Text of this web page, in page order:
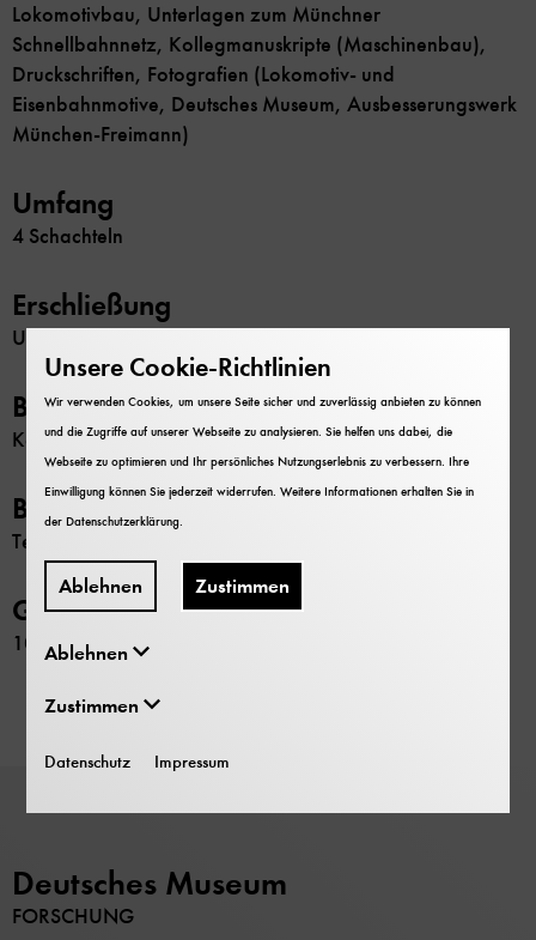
Lokomotivbau, Unterlagen zum Münchner
Schnellbahnnetz, Kollegmanuskripte (Maschinenbau),
Druckschriften, Fotografien (Lokomotiv- und
Eisenbahnmotive, Deutsches Museum, Ausbesserungswerk
München-Freimann)
Umfang
4 Schachteln
Erschließung
Unbearbeitet
Beschränkung
Keine
Bemerkung
Technische Zeichnungen auch in der Plansammlung
GND-Nr.
1023509016
Deutsches Museum
FORSCHUNG
Unsere Cookie-Richtlinien
Wir verwenden Cookies, um unsere Seite sicher und zuverlässig anbieten zu können
und die Zugriffe auf unserer Webseite zu analysieren. Sie helfen uns dabei, die
Webseite zu optimieren und Ihr persönliches Nutzungserlebnis zu verbessern. Ihre
Einwilligung können Sie jederzeit widerrufen. Weitere Informationen erhalten Sie in
derDatenschutzerklärung
Ablehnen Zustimmen
Ablehnen
Zustimmen
Datenschutz Impressum